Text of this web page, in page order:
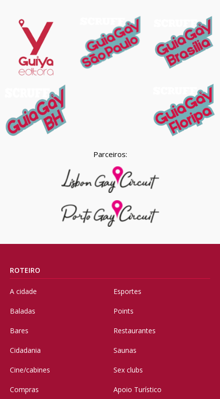
Parceiros:
ROTEIRO
A cidade
Baladas
Bares
Cidadania
Cine/cabines
Compras
Esportes
Points
Restaurantes
Saunas
Sex clubs
Apoio Turístico